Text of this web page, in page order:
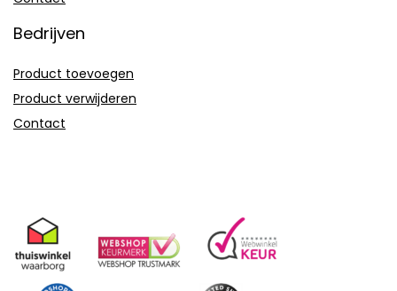
Bedrijven
Product toevoegen
Product verwijderen
Contact